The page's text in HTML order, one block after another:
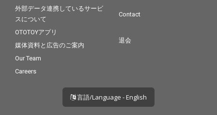
外部データ連携しているサービ
スについて
OTOTOYアプリ
媒体資料と広告のご案内
Our Team
Careers
Contact
退会
言語/Language - English